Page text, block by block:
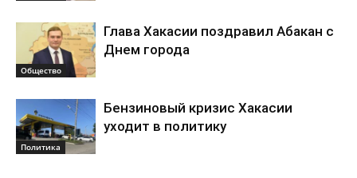
Общество
Глава Хакасии поздравил Абакан с
Днем города
Политика
Бензиновый кризис Хакасии
уходит в политику